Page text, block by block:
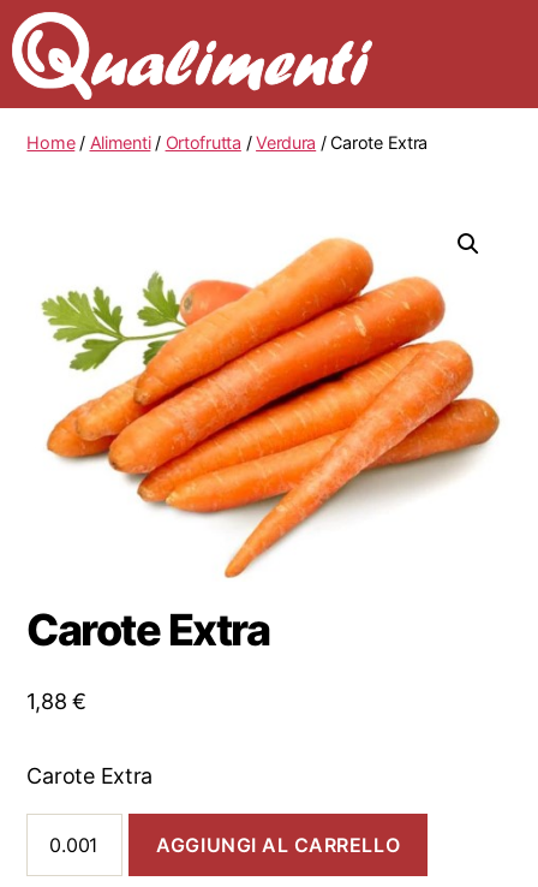
Home/ Alimenti/ Ortofrutta /Verdura / Carote Extra
Carote Extra
1,88€
Carote Extra
Extra
quantità
AGGIUNGI AL CARRELLO